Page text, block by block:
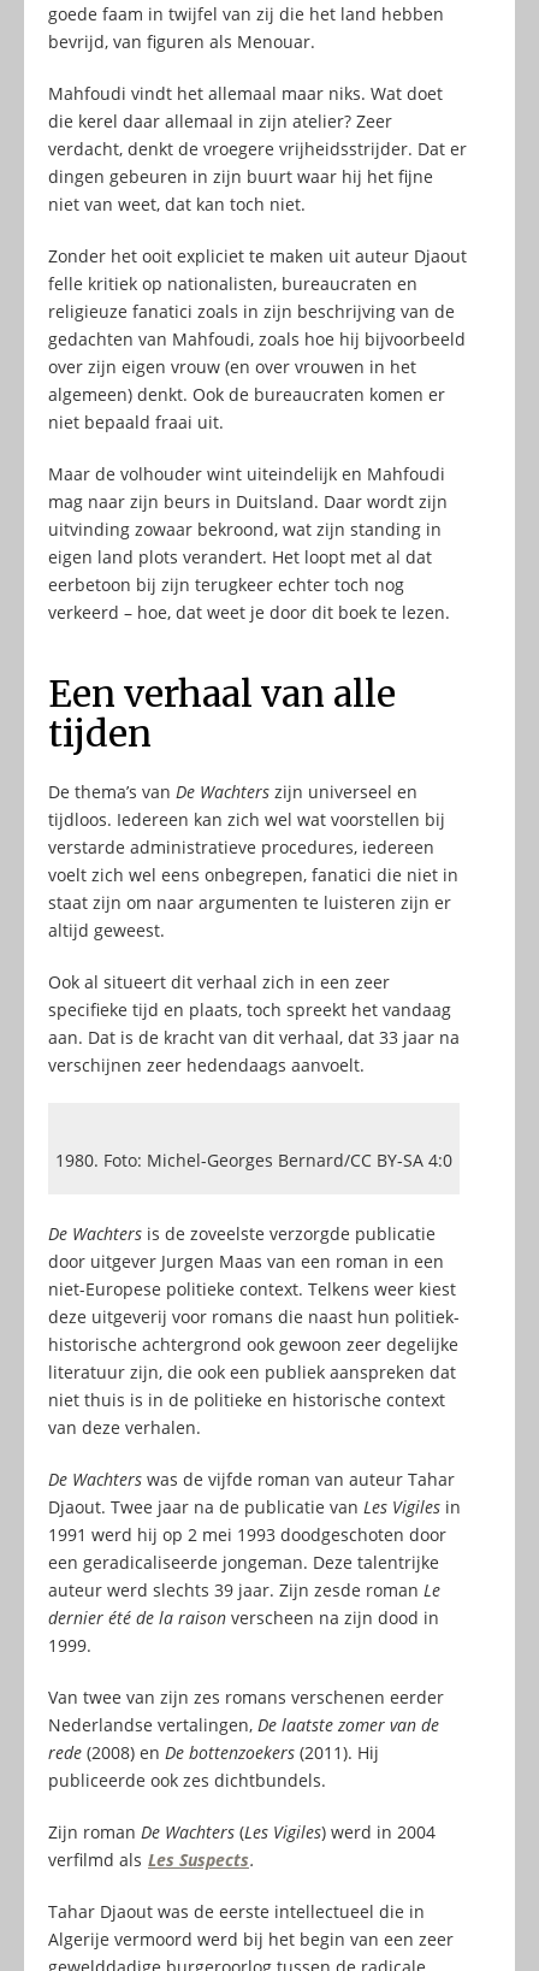
goede faam in twijfel van zij die het land hebben
bevrijd, van figuren als Menouar.
Mahfoudi vindt het allemaal maar niks. Wat doet
die kerel daar allemaal in zijn atelier? Zeer
verdacht, denkt de vroegere vrijheidsstrijder. Dat er
dingen gebeuren in zijn buurt waar hij het fijne
niet van weet, dat kan toch niet.
Zonder het ooit expliciet te maken uit auteur Djaout
felle kritiek op nationalisten, bureaucraten en
religieuze fanatici zoals in zijn beschrijving van de
gedachten van Mahfoudi, zoals hoe hij bijvoorbeeld
over zijn eigen vrouw (en over vrouwen in het
algemeen) denkt. Ook de bureaucraten komen er
niet bepaald fraai uit.
Maar de volhouder wint uiteindelijk en Mahfoudi
mag naar zijn beurs in Duitsland. Daar wordt zijn
uitvinding zowaar bekroond, wat zijn standing in
eigen land plots verandert. Het loopt met al dat
eerbetoon bij zijn terugkeer echter toch nog
verkeerd – hoe, dat weet je door dit boek te lezen.
Een verhaal van alle
tijden
De thema’s van De Wachters zijn universeel en
tijdloos. Iedereen kan zich wel wat voorstellen bij
verstarde administratieve procedures, iedereen
voelt zich wel eens onbegrepen, fanatici die niet in
staat zijn om naar argumenten te luisteren zijn er
altijd geweest.
Ook al situeert dit verhaal zich in een zeer
specifieke tijd en plaats, toch spreekt het vandaag
aan. Dat is de kracht van dit verhaal, dat 33 jaar na
verschijnen zeer hedendaags aanvoelt.
1980. Foto: Michel-Georges Bernard/CC BY-SA 4:0
De Wachters is de zoveelste verzorgde publicatie
door uitgever Jurgen Maas van een roman in een
niet-Europese politieke context. Telkens weer kiest
deze uitgeverij voor romans die naast hun politiek-
historische achtergrond ook gewoon zeer degelijke
literatuur zijn, die ook een publiek aanspreken dat
niet thuis is in de politieke en historische context
van deze verhalen.
De Wachters was de vijfde roman van auteur Tahar
Djaout. Twee jaar na de publicatie van Les Vigiles in
1991 werd hij op 2 mei 1993 doodgeschoten door
een geradicaliseerde jongeman. Deze talentrijke
auteur werd slechts 39 jaar. Zijn zesde roman Le
dernier été de la raison verscheen na zijn dood in
1999.
Van twee van zijn zes romans verschenen eerder
Nederlandse vertalingen, De laatste zomer van de
rede (2008) en De bottenzoekers (2011). Hij
publiceerde ook zes dichtbundels.
Zijn roman De Wachters (Les Vigiles) werd in 2004
verfilmd als Les Suspects.
Tahar Djaout was de eerste intellectueel die in
Algerije vermoord werd bij het begin van een zeer